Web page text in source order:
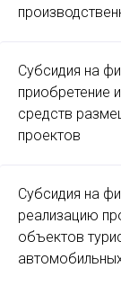
Субсидия на
приобретение
средств
проектов
Субсидия на
реализацию
объектов